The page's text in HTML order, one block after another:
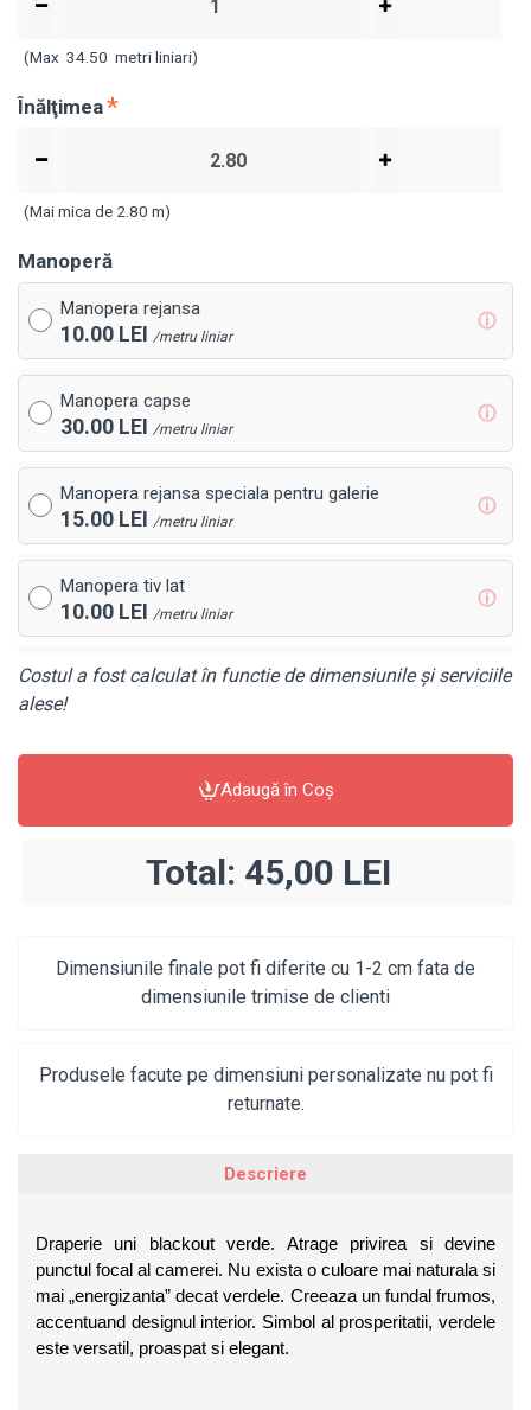
(Max 34.50 metri liniari)
Înălţimea
(Mai mica de 2.80 m)
Manoperă
Manopera rejansa
10.00 LEI /metru liniar
ⓘ
Manopera capse
30.00 LEI /metru liniar
ⓘ
Manopera rejansa speciala pentru galerie
15.00 LEI /metru liniar
ⓘ
Manopera tiv lat
10.00 LEI /metru liniar
ⓘ
Costul a fost calculat în functie de dimensiunile și serviciile
alese!
Adaugă în Coş
Total: 45,00 LEI
Dimensiunile finale pot fi diferite cu 1-2 cm fata de
dimensiunile trimise de clienti
Produsele facute pe dimensiuni personalizate nu pot fi
returnate.
Descriere
Draperie uni blackout verde. Atrage privirea si devine
punctul focal al camerei. Nu exista o culoare mai naturala si
mai „energizanta” decat verdele. Creeaza un fundal frumos,
accentuand designul interior. Simbol al prosperitatii, verdele
este versatil, proaspat si elegant.